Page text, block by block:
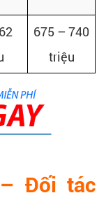
675 – 740
triệu
Đối tác